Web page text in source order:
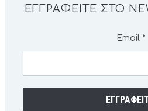
ΕΓΓΡΑΦΕΊΤΕ ΣΤΟ
Email *